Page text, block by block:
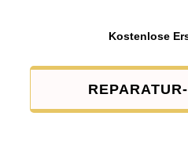
Kostenlose